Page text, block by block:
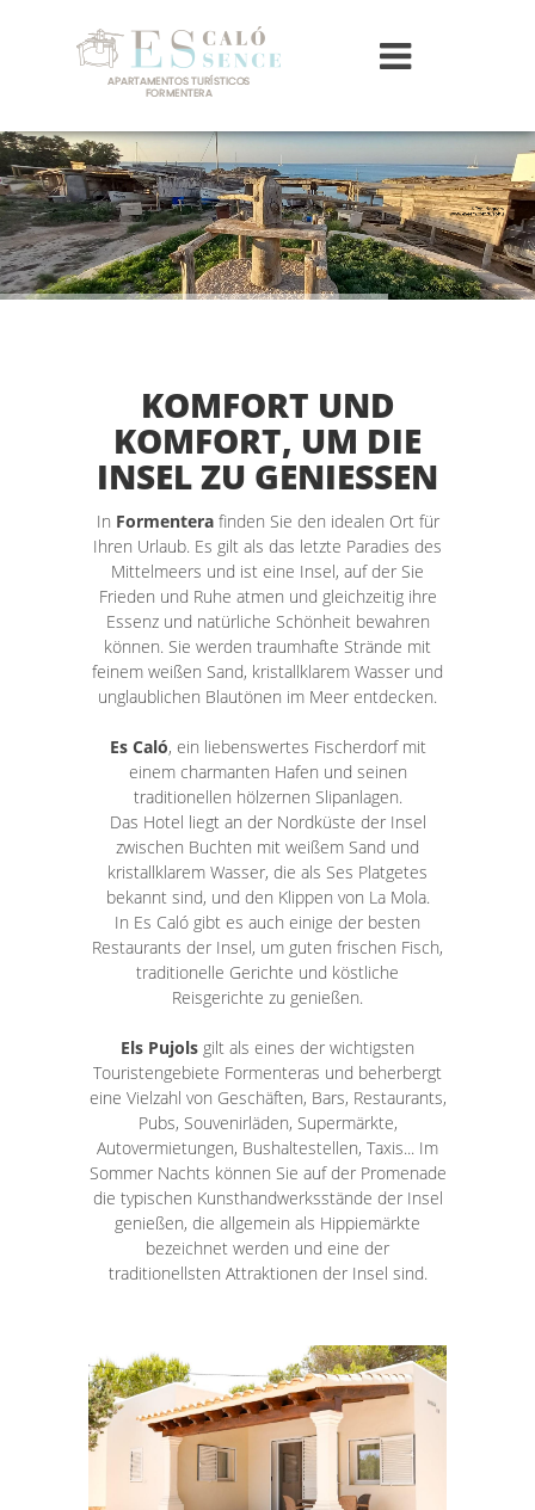
KOMFORT UND
KOMFORT, UM DIE
INSEL ZU GENIESSEN
In Formenterafinden Sie den idealen Ort für
Ihren Urlaub. Es gilt als das letzte Paradies des
Mittelmeers und ist eine Insel, auf der Sie
Frieden und Ruhe atmen und gleichzeitig ihre
Essenz und natürliche Schönheit bewahren
können. Sie werden traumhafte Strände mit
feinem weißen Sand, kristallklarem Wasser und
unglaublichen Blautönen im Meer entdecken.
Es Caló, ein liebenswertes Fischerdorf mit
einem charmanten Hafen und seinen
traditionellen hölzernen Slipanlagen.
Das Hotel liegt an der Nordküste der Insel
zwischen Buchten mit weißem Sand und
kristallklarem Wasser, die als Ses Platgetes
bekannt sind, und den Klippen von La Mola.
In Es Caló gibt es auch einige der besten
Restaurants der Insel, um guten frischen Fisch,
traditionelle Gerichte und köstliche
Reisgerichte zu genießen.
Els Pujols gilt als eines der wichtigsten
Touristengebiete Formenteras und beherbergt
eine Vielzahl von Geschäften, Bars, Restaurants,
Pubs, Souvenirläden, Supermärkte,
Autovermietungen, Bushaltestellen, Taxis... Im
Sommer Nachts können Sie auf der Promenade
die typischen Kunsthandwerksstände der Insel
genießen, die allgemein als Hippiemärkte
bezeichnet werden und eine der
traditionellsten Attraktionen der Insel sind.